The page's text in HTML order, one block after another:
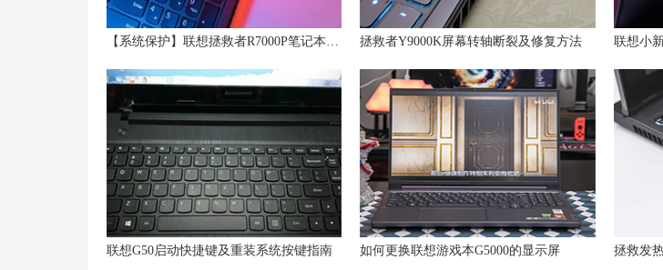
拯救者Y9000K屏幕转轴断裂及修复方法
联想G50启动快捷键及重装系统按键指南 如何更换联想游戏本G5000的显示屏